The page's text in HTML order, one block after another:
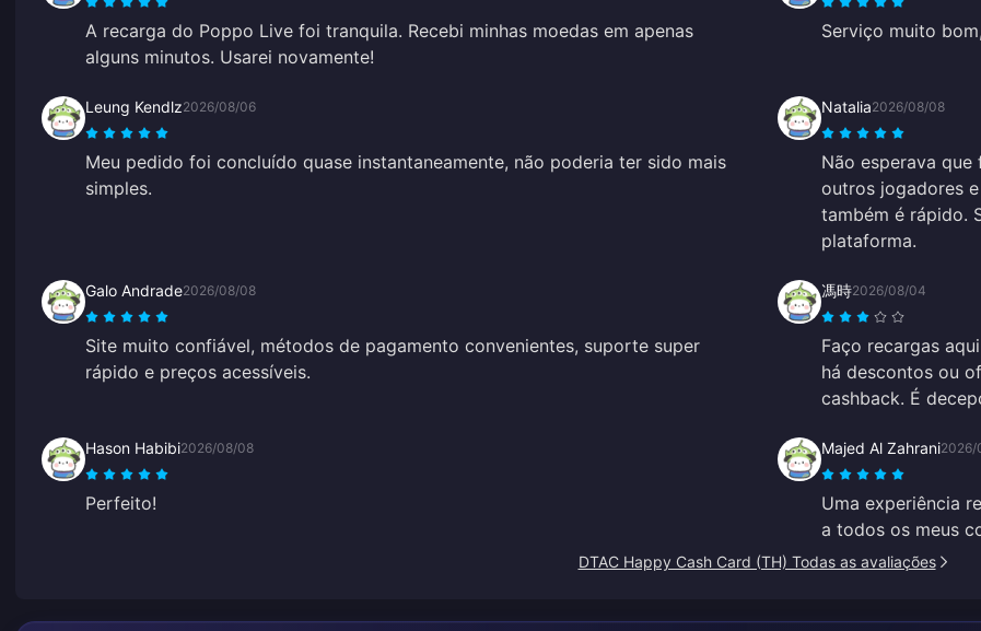
A recarga do Poppo Live foi tranquila. Recebi minhas moedas em apenas
alguns minutos. Usarei novamente!
Serviço muito
Leung Kendlz2026/08/06
Meu pedido foi concluído quase instantaneamente, não poderia ter sido mais
simples.
Natalia2026/08/08
Não esperava
outros jogadores
também é rápido.
plataforma.
Galo Andrade2026/08/08
Site muito confiável, métodos de pagamento convenientes, suporte super
rápido e preços acessíveis.
馮時2026/08/04
Faço recargas
há descontos ou
cashback. É
Hason Habibi2026/08/08
Perfeito!
Majed Al Zahrani2026/
Uma experiência
a todos os meus
DTAC Happy Cash Card (TH) Todas as avaliações